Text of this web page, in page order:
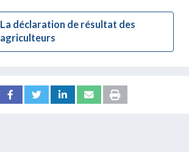
La déclaration de résultat des
agriculteurs